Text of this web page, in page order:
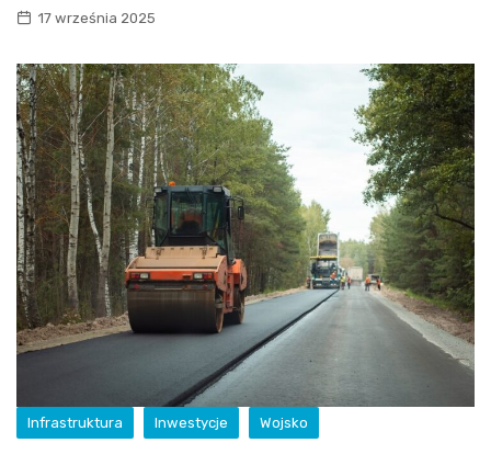
17 września 2025
Infrastruktura Inwestycje Wojsko